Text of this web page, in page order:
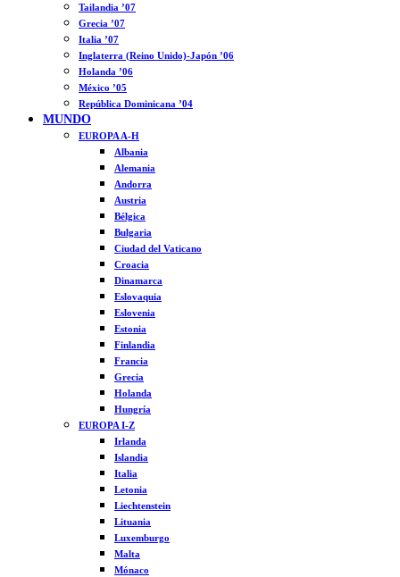
Tailandia ’07
Grecia ’07
Italia ’07
Inglaterra (Reino Unido)-Japón ’06
Holanda ’06
México ’05
República Dominicana ’04
MUNDO
EUROPA A-H
Albania
Alemania
Andorra
Austria
Bélgica
Bulgaria
Ciudad del Vaticano
Croacia
Dinamarca
Eslovaquia
Eslovenia
Estonia
Finlandia
Francia
Grecia
Holanda
Hungría
EUROPA I-Z
Irlanda
Islandia
Italia
Letonia
Liechtenstein
Lituania
Luxemburgo
Malta
Mónaco